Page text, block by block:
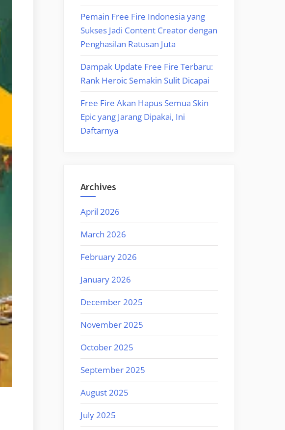
Pemain Free Fire Indonesia yang
Sukses Jadi Content Creator dengan
Penghasilan Ratusan Juta
Dampak Update Free Fire Terbaru:
Rank Heroic Semakin Sulit Dicapai
Free Fire Akan Hapus Semua Skin
Epic yang Jarang Dipakai, Ini
Daftarnya
Archives
April 2026
March 2026
February 2026
January 2026
December 2025
November 2025
October 2025
September 2025
August 2025
July 2025